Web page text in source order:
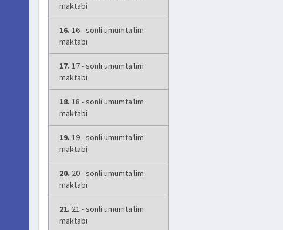
maktabi
16. 16 - sonli umumta‘lim
maktabi
17. 17 - sonli umumta‘lim
maktabi
18. 18 - sonli umumta‘lim
maktabi
19. 19 - sonli umumta‘lim
maktabi
20. 20 - sonli umumta‘lim
maktabi
21. 21 - sonli umumta‘lim
maktabi